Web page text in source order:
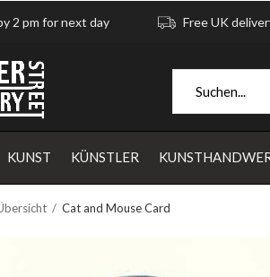
KUNST KÜNSTLER
2 pm for next day Free UK
Cat and Mouse Card